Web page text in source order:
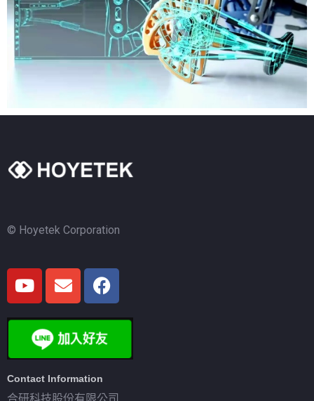
© Hoyetek Corporation
Contact Information